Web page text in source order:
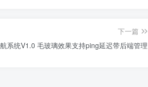
下一篇
系统V1.0 毛玻璃效果支持ping延迟带后端管理